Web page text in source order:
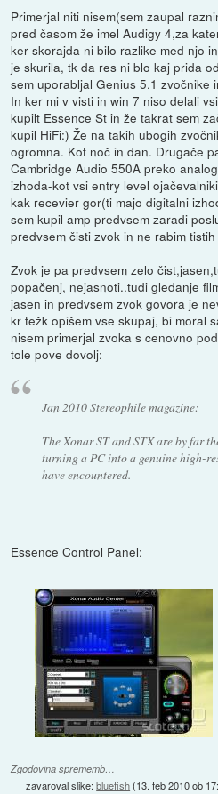
Primerjal niti nisem(sem zaupal
pred časom že imel Audigy 4,za
ker skorajda ni bilo razlike med njo
je skurila, tk da res ni blo kaj prida
sem uporabljal Genius 5.1 zvočnike
In ker mi v visti in win 7 niso delali
kupilt Essence St in že takrat sem
kupil HiFi:) Že na takih ubogih
ogromna. Kot noč in dan. Drugače
Cambridge Audio 550A preko
izhoda-kot vsi entry level
kak recevier gor(ti majo digitalni
sem kupil amp predvsem zaradi
predvsem čisti zvok in ne rabim
Zvok je pa predvsem zelo
popačenj, nejasnoti..tudi gledanje
jasen in predvsem zvok govora je
kr težk opišem vse skupaj, bi moral
nisem primerjal zvoka s cenovno
tole pove dovolj:
Jan 2010 Stereophile magazine:
The Xonar ST and STX are by far
turning a PC into a genuine high-
have encountered.
Essence Control Panel:
Zgodovina sprememb…
zavaroval slike:bluefish(13. feb 2010 ob